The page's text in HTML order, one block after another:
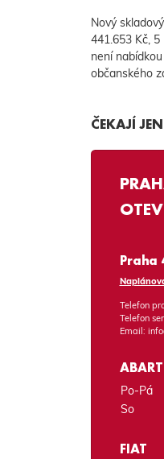
Nový
441.653 Kč, 5
není
občanského
ČEKAJÍ
Praha
Telefon
Telefon
Email:
Po-Pá
So
FIAT